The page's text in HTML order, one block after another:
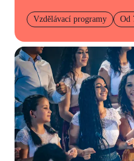
Vzdělávací programy Od